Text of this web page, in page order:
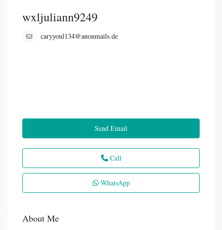
wxljuliann9249
caryyoul134@anonmails.de
Send Email
Call
WhatsApp
About Me